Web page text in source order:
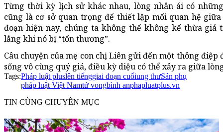
Từng thời kỳ lịch sử khác nhau, lòng nhân ái có
cũng là cơ sở quan trọng để thiết lập mối quan hệ
đoạn hiện nay, chúng ta không thể không kế thừa giá
lắng khi nó bị “tổn thương”.
Câu chuyện của mẹ con chị Liên gửi đến một thông điệp
sống vô cùng quý giá, điều kỳ diệu có thể xảy ra giữa
Tags:Pháp luật pluslên tiếnggiai đoạn cuốiung thưSản phụ
pháp luật Việt Namtử vongbình anphapluatplus.vn
TIN CÙNG CHUYÊN MỤC